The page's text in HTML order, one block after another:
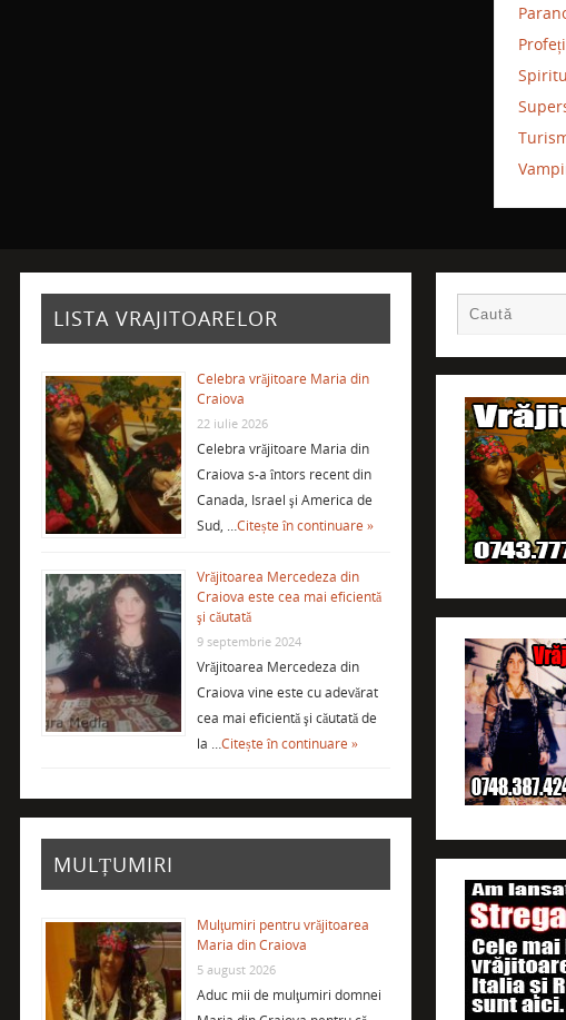
LISTA VRAJITOARELOR
Celebra vrăjitoare Maria din
Craiova
22 iulie 2026
Celebra vrăjitoare Maria din
Craiova s-a întors recent din
Canada, Israel şi America de
Sud, …Citește în continuare »
Vrăjitoarea Mercedeza din
Craiova este cea mai eficientă
şi căutată
9 septembrie 2024
Vrăjitoarea Mercedeza din
Craiova vine este cu adevărat
cea mai eficientă şi căutată de
la …Citește în continuare »
MULȚUMIRI
Mulţumiri pentru vrăjitoarea
Maria din Craiova
5 august 2026
Aduc mii de mulţumiri domnei